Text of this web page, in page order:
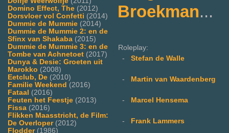
Domino Effect, The (2012)
Dorsvloer vol Confetti (2014)
Dummie de Mummie (2014)
Dummie de Mummie 2: en de
Sfinx van Shakaba (2015)
Dummie de Mummie 3: en de
Tombe van Achnetoet (2017)
Dunya & Desie: Groeten uit
Marokko (2008)
Eetclub, De (2010)
Familie Weekend (2016)
Fataal (2016)
Feuten het Feestje (2013)
Fissa (2016)
Flikken Maasstricht, de Film:
De Overloper(2012)
Flodder(1986)
Broekman...
Roleplay:
- Stefan de Walle
- Martin van Waardenberg
- Marcel Hensema
- Frank Lammers